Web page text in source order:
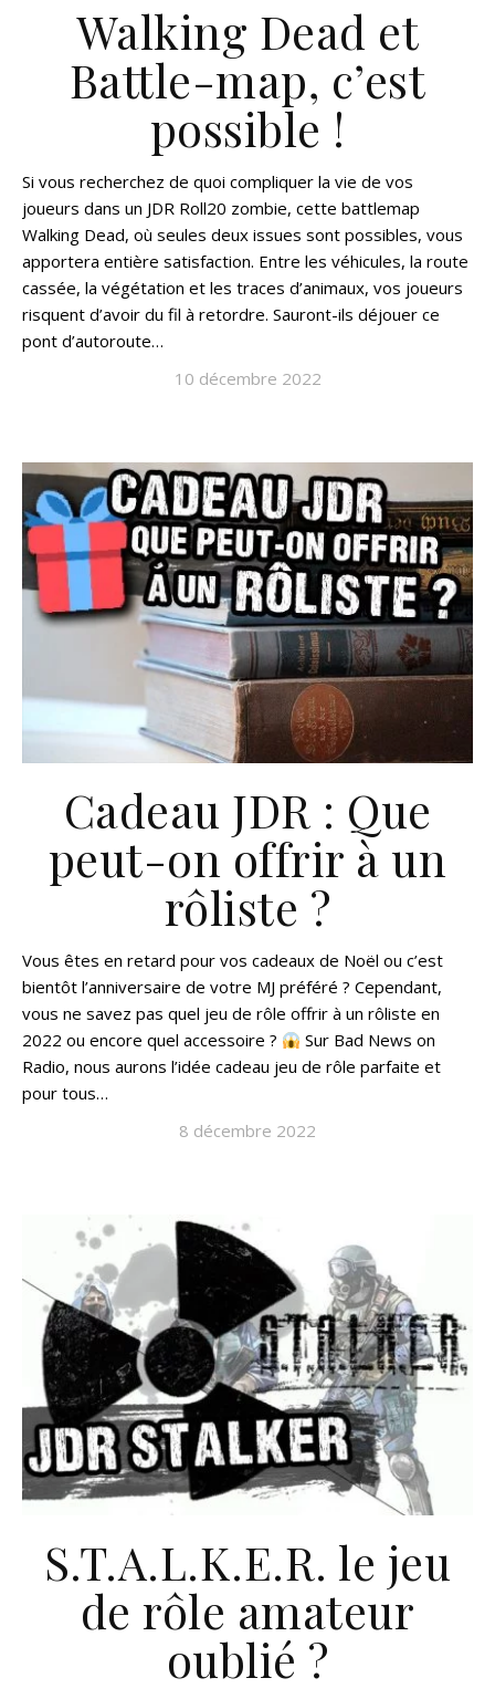
Walking Dead et
Battle-map, c’est
possible !
Si vous recherchez de quoi compliquer la vie de vos
joueurs dans un JDR Roll20 zombie, cette battlemap
Walking Dead, où seules deux issues sont possibles, vous
apportera entière satisfaction. Entre les véhicules, la route
cassée, la végétation et les traces d’animaux, vos joueurs
risquent d’avoir du fil à retordre. Sauront-ils déjouer ce
pont d’autoroute…
10 décembre 2022
Cadeau JDR : Que
peut-on offrir à un
rôliste ?
Vous êtes en retard pour vos cadeaux de Noël ou c’est
bientôt l’anniversaire de votre MJ préféré ? Cependant,
vous ne savez pas quel jeu de rôle offrir à un rôliste en
2022 ou encore quel accessoire ?
Sur Bad News on
Radio, nous aurons l’idée cadeau jeu de rôle parfaite et
pour tous…
8 décembre 2022
S.T.A.L.K.E.R. le jeu
de rôle amateur
oublié ?